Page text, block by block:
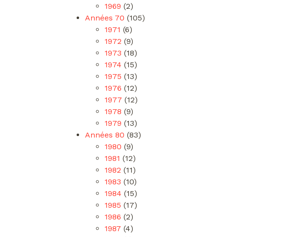
1969 (2)
Années 70 (105)
1971 (6)
1972 (9)
1973 (18)
1974 (15)
1975 (13)
1976 (12)
1977 (12)
1978 (9)
1979 (13)
Années 80 (83)
1980 (9)
1981 (12)
1982 (11)
1983 (10)
1984 (15)
1985 (17)
1986 (2)
1987 (4)